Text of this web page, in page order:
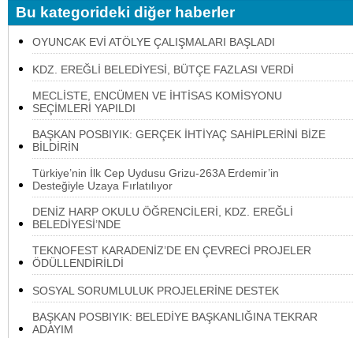
Bu kategorideki diğer haberler
OYUNCAK EVİ ATÖLYE ÇALIŞMALARI BAŞLADI
KDZ. EREĞLİ BELEDİYESİ, BÜTÇE FAZLASI VERDİ
MECLİSTE, ENCÜMEN VE İHTİSAS KOMİSYONU
SEÇİMLERİ YAPILDI
BAŞKAN POSBIYIK: GERÇEK İHTİYAÇ SAHİPLERİNİ BİZE
BİLDİRİN
Türkiye’nin İlk Cep Uydusu Grizu-263A Erdemir’in
Desteğiyle Uzaya Fırlatılıyor
DENİZ HARP OKULU ÖĞRENCİLERİ, KDZ. EREĞLİ
BELEDİYESİ’NDE
TEKNOFEST KARADENİZ’DE EN ÇEVRECİ PROJELER
ÖDÜLLENDİRİLDİ
SOSYAL SORUMLULUK PROJELERİNE DESTEK
BAŞKAN POSBIYIK: BELEDİYE BAŞKANLIĞINA TEKRAR
ADAYIM